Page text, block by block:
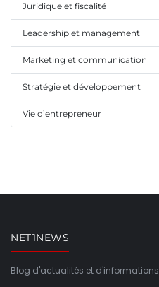
Juridique et fiscalité
Leadership et management
Marketing et communication
Stratégie et développement
Vie d’entrepreneur
NET1NEWS
Blog d'actualités et d'informations